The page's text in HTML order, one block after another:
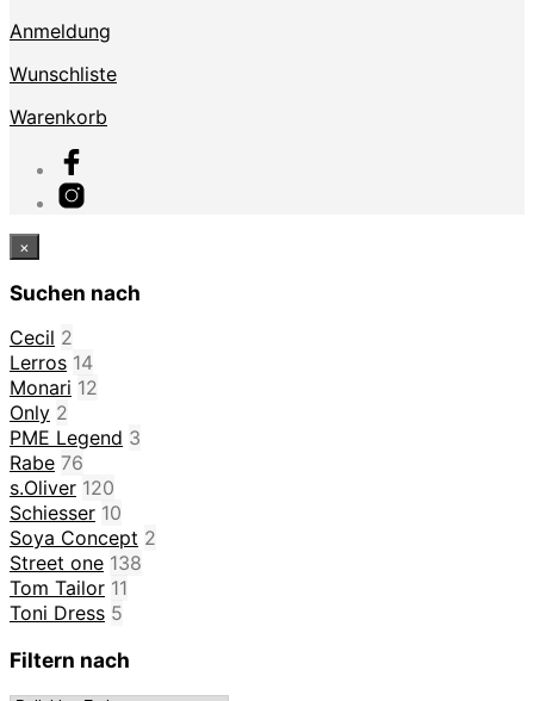
Anmeldung
Wunschliste
Warenkorb
×
Suchen nach
Cecil 2
Lerros 14
Monari 12
Only 2
PME Legend 3
Rabe 76
s.Oliver 120
Schiesser 10
Soya Concept 2
Street one 138
Tom Tailor 11
Toni Dress 5
Filtern nach